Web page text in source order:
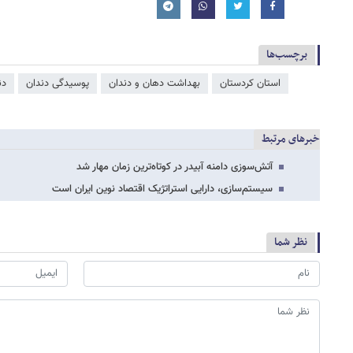
برچسب‌ها
استان کردستان بهداشت دهان و دندان پوسیدگی دندان
خبرهای مرتبط
آتش‌سوزی دامنه آبیدر در کوتاه‌ترین زمان مهار شد
سیستم‌سازی، دارایی استراتژیک اقتصاد نوین ایران است
نظر شما